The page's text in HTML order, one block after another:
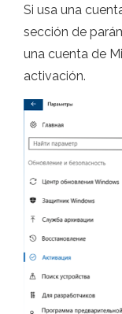
Si usa una
sección de
una cuenta de
activación.